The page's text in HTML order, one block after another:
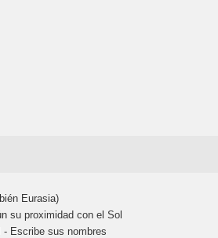
Eurasia)
su proximidad con el Sol
Escribe sus nombres